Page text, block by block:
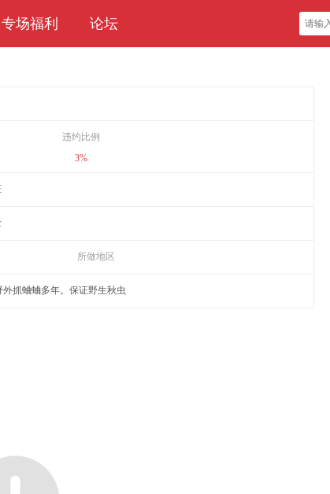
专场福利 论坛
违约比例
3%
所做地区
抓蛐蛐多年。保证野生秋虫